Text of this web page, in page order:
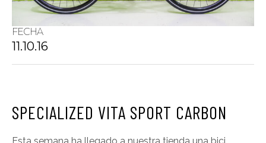
FECHA
11.10.16
SPECIALIZED VITA SPORT CARBON
Esta semana ha llegado a nuestra tienda una bici